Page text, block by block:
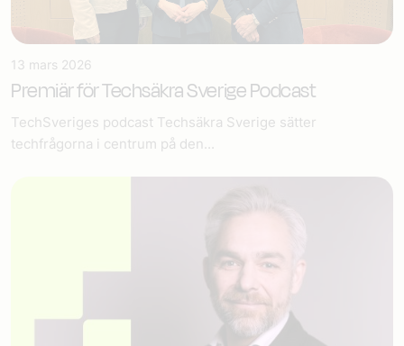
13 mars 2026
Premiär för Techsäkra Sverige Podcast
TechSveriges podcast Techsäkra Sverige sätter
techfrågorna i centrum på den...